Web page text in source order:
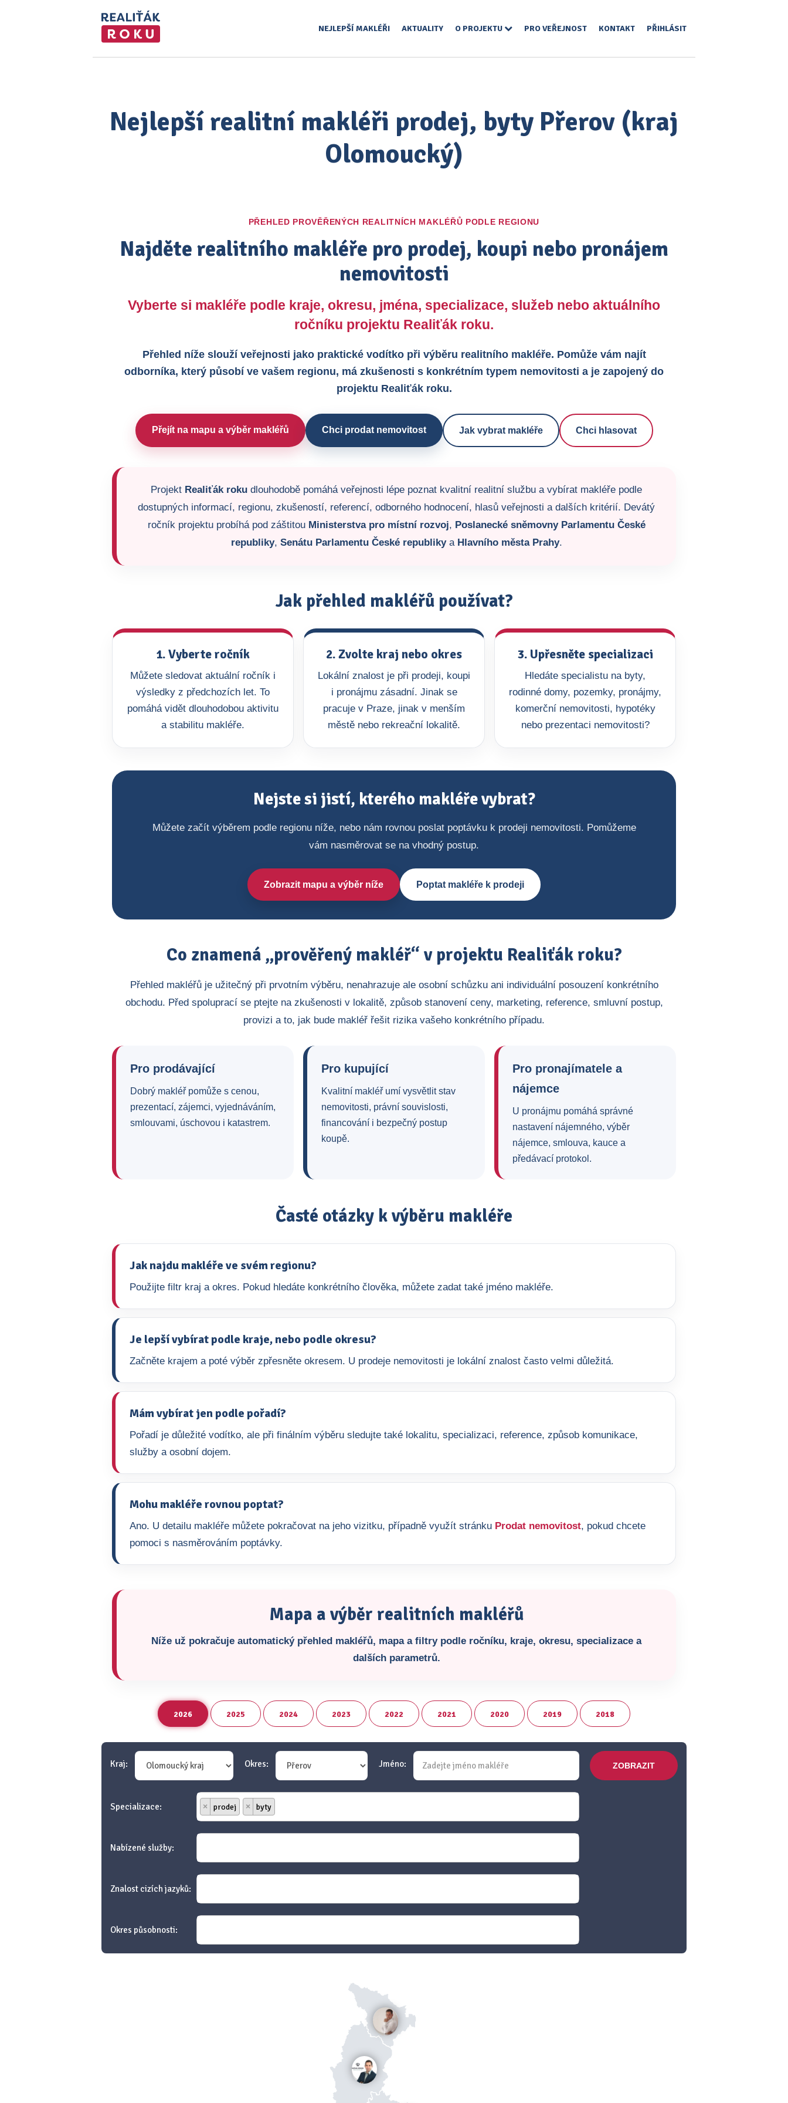
NEJLEPŠÍ MAKLÉŘI AKTUALITY O PROJEKTU PRO VEŘEJNOST KONTAKT PŘIHLÁSIT
Nejlepší realitní makléři prodej, byty Přerov (kraj
Olomoucký)
PŘEHLED PROVĚŘENÝCH REALITNÍCH MAKLÉŘŮ PODLE REGIONU
Najděte realitního makléře pro prodej, koupi nebo pronájem
nemovitosti
Vyberte si makléře podle kraje, okresu, jména, specializace, služeb nebo aktuálního
ročníku projektu Realiťák roku.
Přehled níže slouží veřejnosti jako praktické vodítko při výběru realitního makléře. Pomůže vám najít
odborníka, který působí ve vašem regionu, má zkušenosti s konkrétním typem nemovitosti a je zapojený do
projektu Realiťák roku.
Přejít na mapu a výběr makléřů Chci prodat nemovitost Jak vybrat makléře Chci hlasovat
Projekt Realiťák roku dlouhodobě pomáhá veřejnosti lépe poznat kvalitní realitní službu a vybírat makléře podle
dostupných informací, regionu, zkušeností, referencí, odborného hodnocení, hlasů veřejnosti a dalších kritérií. Devátý
ročník projektu probíhá pod záštitou Ministerstva pro místní rozvoj, Poslanecké sněmovny Parlamentu České
republiky, Senátu Parlamentu České republikya Hlavního města Prahy.
Jak přehled makléřů používat?
1. Vyberte ročník
Můžete sledovat aktuální ročník i
výsledky z předchozích let. To
pomáhá vidět dlouhodobou aktivitu
a stabilitu makléře.
2. Zvolte kraj nebo okres
Lokální znalost je při prodeji, koupi
i pronájmu zásadní. Jinak se
pracuje v Praze, jinak v menším
městě nebo rekreační lokalitě.
3. Upřesněte specializaci
Hledáte specialistu na byty,
rodinné domy, pozemky, pronájmy,
komerční nemovitosti, hypotéky
nebo prezentaci nemovitosti?
Nejste si jistí, kterého makléře vybrat?
Můžete začít výběrem podle regionu níže, nebo nám rovnou poslat poptávku k prodeji nemovitosti. Pomůžeme
vám nasměrovat se na vhodný postup.
Zobrazit mapu a výběr níže Poptat makléře k prodeji
Co znamená „prověřený makléř“ v projektu Realiťák roku?
Přehled makléřů je užitečný při prvotním výběru, nenahrazuje ale osobní schůzku ani individuální posouzení konkrétního
obchodu. Před spoluprací se ptejte na zkušenosti v lokalitě, způsob stanovení ceny, marketing, reference, smluvní postup,
provizi a to, jak bude makléř řešit rizika vašeho konkrétního případu.
Pro prodávající
Dobrý makléř pomůže s cenou,
prezentací, zájemci, vyjednáváním,
smlouvami, úschovou i katastrem.
Pro kupující
Kvalitní makléř umí vysvětlit stav
nemovitosti, právní souvislosti,
financování i bezpečný postup
koupě.
Pro pronajímatele a
nájemce
U pronájmu pomáhá správné
nastavení nájemného, výběr
nájemce, smlouva, kauce a
předávací protokol.
Časté otázky k výběru makléře
Jak najdu makléře ve svém regionu?
Použijte filtr kraj a okres. Pokud hledáte konkrétního člověka, můžete zadat také jméno makléře.
Je lepší vybírat podle kraje, nebo podle okresu?
Začněte krajem a poté výběr zpřesněte okresem. U prodeje nemovitosti je lokální znalost často velmi důležitá.
Mám vybírat jen podle pořadí?
Pořadí je důležité vodítko, ale při finálním výběru sledujte také lokalitu, specializaci, reference, způsob komunikace,
služby a osobní dojem.
Mohu makléře rovnou poptat?
Ano. U detailu makléře můžete pokračovat na jeho vizitku, případně využít stránku Prodat nemovitost, pokud chcete
pomoci s nasměrováním poptávky.
Mapa a výběr realitních makléřů
Níže už pokračuje automatický přehled makléřů, mapa a filtry podle ročníku, kraje, okresu, specializace a
dalších parametrů.
2026 2025 2024 2023 2022 2021 2020 2019 2018
Kraj: Okres: Jméno:
Specializace: × prodej × byty
Nabízené služby:
Znalost cizích jazyků:
Okres působnosti:
ZOBRAZIT